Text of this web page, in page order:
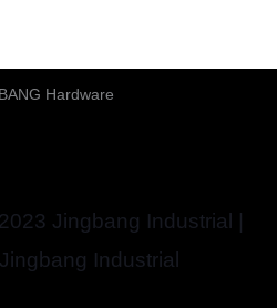
Jingbang Industrial |
Industrial